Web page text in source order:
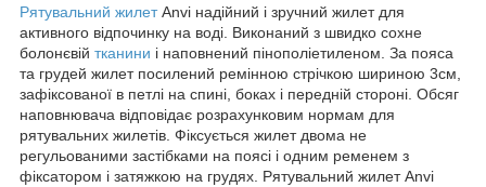
Рятувальний жилетAnvi надійний і зручний жилет для
активного відпочинку на воді. Виконаний з швидко сохне
болонєвій тканини і наповнений пінополіетиленом. За пояса
та грудей жилет посилений ремінною стрічкою шириною 3см,
зафіксованої в петлі на спині, боках і передній стороні. Обсяг
наповнювача відповідає розрахунковим нормам для
рятувальних жилетів. Фіксується жилет двома не
регульованими застібками на поясі і одним ременем з
фіксатором і затяжкою на грудях. Рятувальний жилет Anvi